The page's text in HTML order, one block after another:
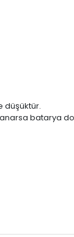
düşüktür.
batarya